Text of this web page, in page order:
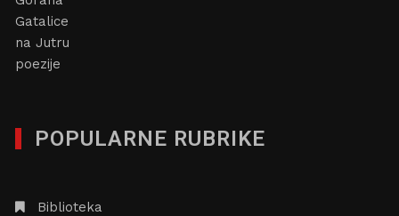
POPULARNE RUBRIKE
Biblioteka